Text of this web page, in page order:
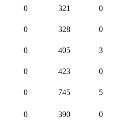
0 321 0
0 328 0
0 405 3
0 423 0
0 745 5
0 390 0